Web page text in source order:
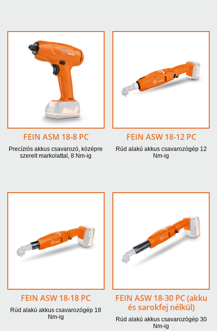
FEIN ASM 18-8 PC
Precíziós akkus csavarozó, középre
szerelt markolattal, 8 Nm-ig
FEIN ASW 18-12 PC
Rúd alakú akkus csavarozógép 12
Nm-ig
FEIN ASW 18-18 PC
Rúd alakú akkus csavarozógép 18
Nm-ig
FEIN ASW 18-30 PC (akku
és sarokfej nélkül)
Rúd alakú akkus csavarozógép 30
Nm-ig